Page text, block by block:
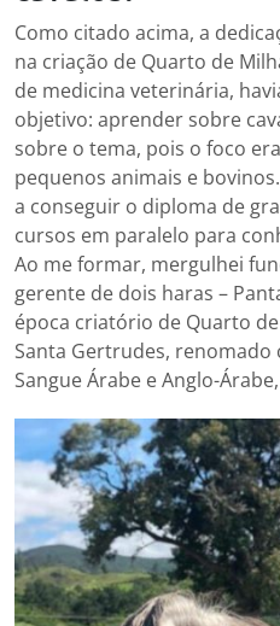
Como citado acima, a
na criação de Quarto de
de medicina veterinária,
objetivo: aprender sobre
sobre o tema, pois o foco
pequenos animais e
a conseguir o diploma de
cursos em paralelo para
Ao me formar, mergulhei
gerente de dois haras –
época criatório de Quarto
Santa Gertrudes,
Sangue Árabe e Anglo-